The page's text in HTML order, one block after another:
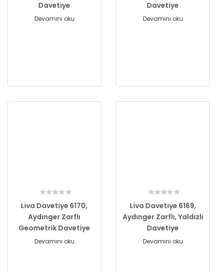
Davetiye
Devamını oku
Davetiye
Devamını oku
Liva Davetiye 6170,
Aydınger Zarflı
Geometrik Davetiye
Devamını oku
Liva Davetiye 6169,
Aydınger Zarflı, Yaldızlı
Davetiye
Devamını oku